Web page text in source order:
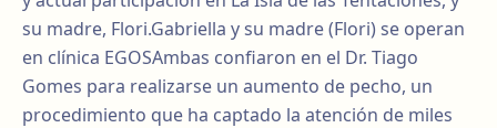
su madre, Flori.Gabriella y su madre (Flori) se operan
en clínica EGOSAmbas confiaron en el Dr. Tiago
Gomes para realizarse un aumento de pecho, un
procedimiento que ha captado la atención de miles